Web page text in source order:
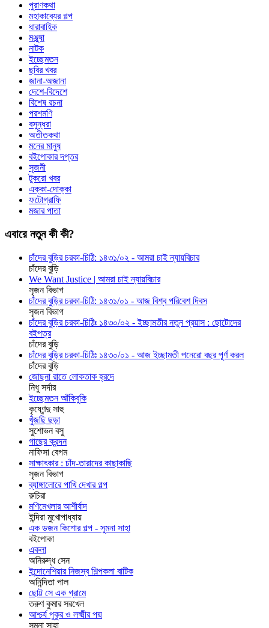
পুরাণকথা
মহাকাব্যের গল্প
ধারাবাহিক
মঞ্জুষা
নাটক
ইচ্ছেমতন
ছবির খবর
জানা-অজানা
দেশে-বিদেশে
বিশেষ রচনা
পরশমণি
বসুন্ধরা
অতীতকথা
মনের মানুষ
বইপোকার দপ্তর
সৃজনী
টুকরো খবর
এক্কা-দোক্কা
ফটোগ্রাফি
মজার পাতা
এবারে নতুন কী কী?
চাঁদের বুড়ির চরকা-চিঠি: ১৪৩১/০২ - আমরা চাই ন্যায়বিচার
চাঁদের বুড়ি
We Want Justice | আমরা চাই ন্যায়বিচার
সৃজন বিভাগ
চাঁদের বুড়ির চরকা-চিঠি: ১৪৩১/০১ - আজ বিশ্ব পরিবেশ দিবস
সৃজন বিভাগ
চাঁদের বুড়ির চরকা-চিঠিঃ ১৪৩০/০২ - ইচ্ছামতীর নতুন প্রয়াস : ছোটোদের
বইপত্র
চাঁদের বুড়ি
চাঁদের বুড়ির চরকা-চিঠিঃ ১৪৩০/০১ - আজ ইচ্ছামতী পনেরো বছর পূর্ণ করল
চাঁদের বুড়ি
জোছনা রাতে লোকতাক হ্রদে
নিধু সর্দার
ইচ্ছেমতন আঁকিবুকি
কৃষ্ণেন্দু সাহু
খুঁজছি ছড়া
সুশোভন বসু
গাছের ক্রন্দন
নাফিসা বেগম
সাক্ষাৎকার : চাঁদ-তারাদের কাছাকাছি
সৃজন বিভাগ
ব্যাঙ্গালোরে পাখি দেখার গল্প
রুচিরা
মণিমেখলার আশীর্বাদ
ইন্দিরা মুখোপাধ্যায়
এক ডজন কিশোর গল্প - সুমনা সাহা
বইপোকা
একলা
অনিরুদ্ধ সেন
ইন্দোনেশিয়ার নিজস্ব শিল্পকলা বাটিক
অনিন্দিতা পাল
ছোট্ট সে এক গ্রামে
তরুণ কুমার সরখেল
আশ্চর্য পুকুর ও লক্ষ্মীর পদ্ম
সুমনা সাহা